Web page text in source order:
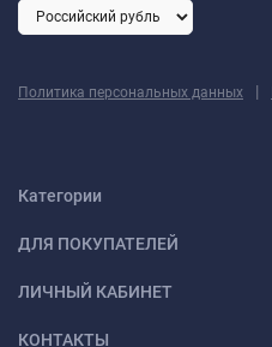
Политика персональных данных |
Категории
ДЛЯ ПОКУПАТЕЛЕЙ
ЛИЧНЫЙ КАБИНЕТ
КОНТАКТЫ